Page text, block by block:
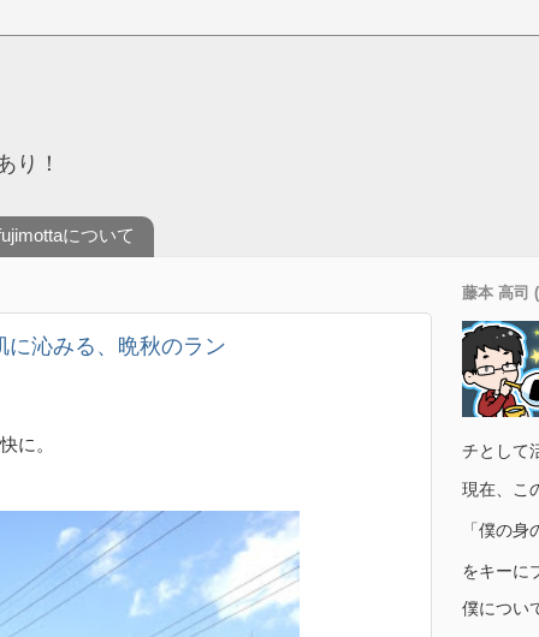
り！
について
沁みる、晩秋のラン
に。
藤本 高司
チとして
現在、こ
「僕の
をキーに
僕につい